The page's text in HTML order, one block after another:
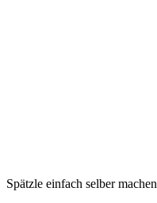
Spätzle einfach selber machen